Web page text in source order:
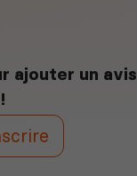
ajouter un avis